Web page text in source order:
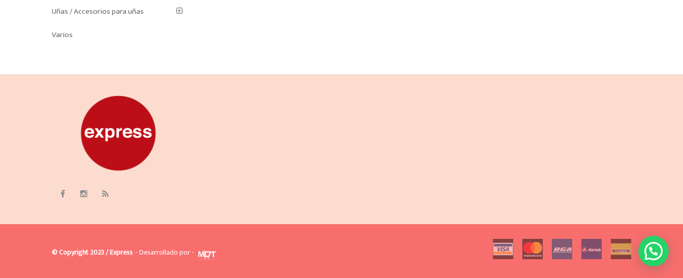
Uñas / Accesorios para uñas
Varios
© Copyright 2023 / Express - Desarrollado por -